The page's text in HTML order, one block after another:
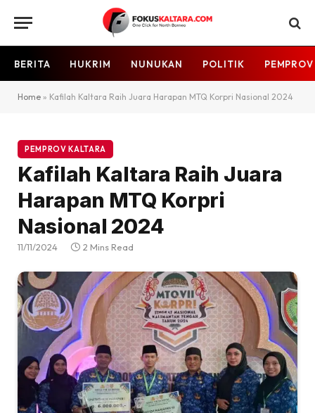
BERITA HUKRIM NUNUKAN POLITIK
Home » Kafilah Kaltara Raih Juara Harapan MTQ Korpri Nasional 2024
PEMPROV KALTARA
Kafilah Kaltara Raih Juara
Harapan MTQ Korpri
Nasional 2024
11/11/2024 2 Mins Read